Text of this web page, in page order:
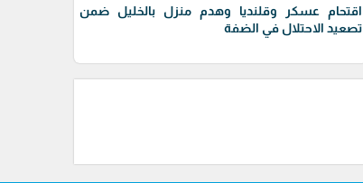
اقتحام عسكر وقلنديا وهدم منزل بالخليل ضمن
تصعيد الاحتلال في الضفة